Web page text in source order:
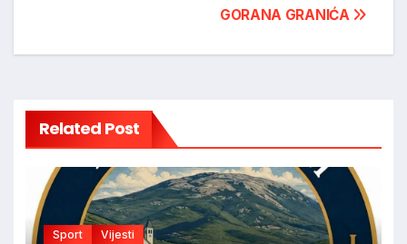
GORANA GRANIĆA
Related Post
Sport Vijesti